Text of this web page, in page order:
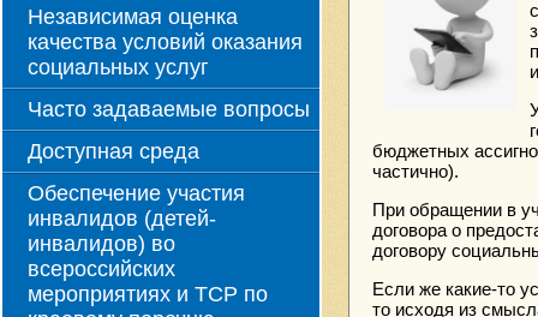
Независимая оценка
качества условий оказания
социальных услуг
Часто задаваемые вопросы
Доступная среда
Обеспечение участия
инвалидов (детей-
инвалидов) во
всероссийских
мероприятиях и ТСР по
бюджетных
частично).
При обращении в
договора о
договору
Если же какие-то
то исходя из